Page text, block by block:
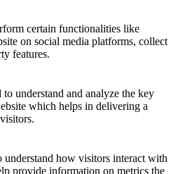
certain functionalities like
on social media platforms, collect
features.
understand and analyze the key
which helps in delivering a
understand how visitors interact with
provide information on metrics the